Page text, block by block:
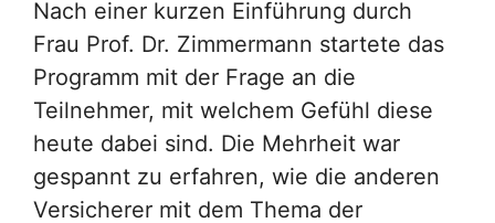
Nach einer kurzen Einführung durch
Frau Prof. Dr. Zimmermann startete das
Programm mit der Frage an die
Teilnehmer, mit welchem Gefühl diese
heute dabei sind. Die Mehrheit war
gespannt zu erfahren, wie die anderen
Versicherer mit dem Thema der